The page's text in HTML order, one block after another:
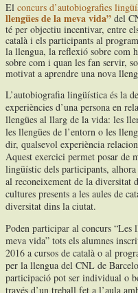
El concurs d’autobiografies
llengües de la meva vida”del
té per objectiu incentivar, entre
català i els participants al
la llengua, la reflexió sobre com
sobre com i quan les fan servir,
motivat a aprendre una nova
L’autobiografia lingüística és la
experiències d’una persona en
llengües al llarg de la vida: les
les llengües de l’entorn o les
dir, qualsevol experiència
Aquest exercici permet posar de
lingüístic dels participants,
al reconeixement de la diversitat
cultures presents a les aules de
diversitat dins la ciutat.
Poden participar al concurs “Les
meva vida” tots els alumnes
2016 a cursos de català o al
per la llengua del CNL de
participació pot ser individual o
través d’un treball fet a l’aula